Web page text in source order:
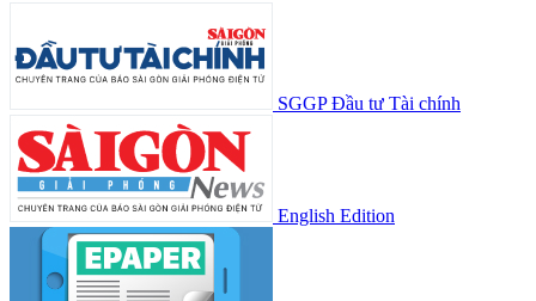
SGGP Đầu tư Tài chính
English Edition